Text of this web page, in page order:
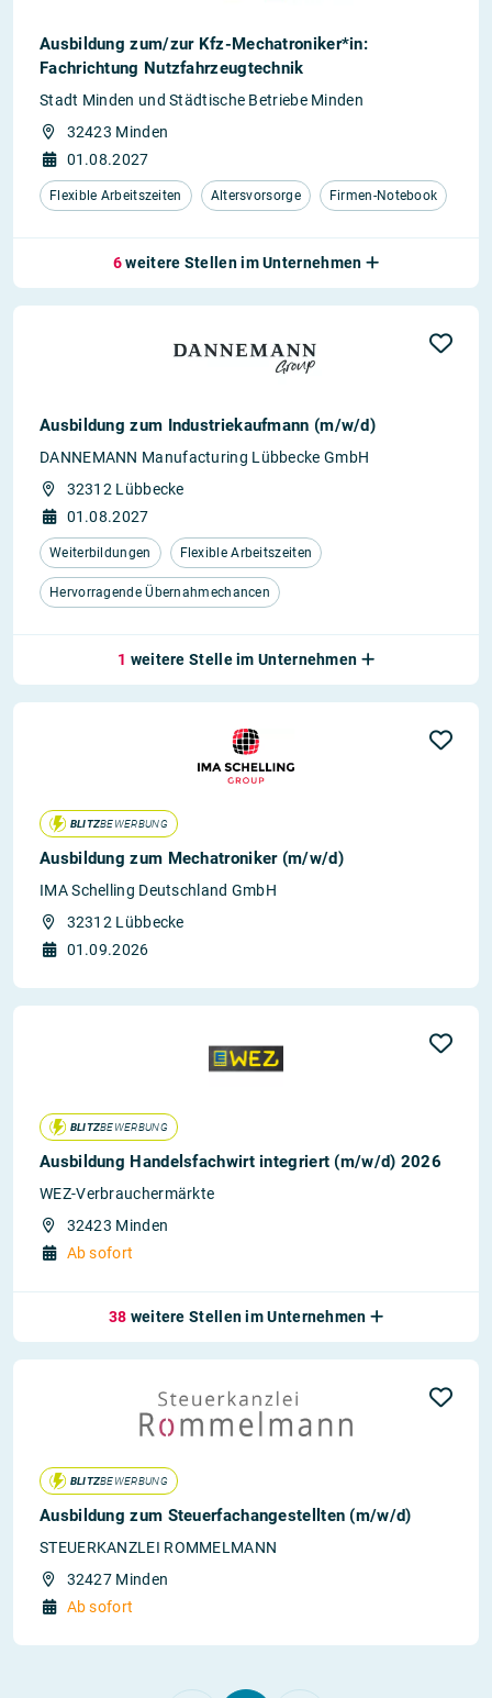
Ausbildung zum/zur Kfz-Mechatroniker*in:
Fachrichtung Nutzfahrzeugtechnik
Stadt Minden und Städtische Betriebe Minden
32423 Minden
01.08.2027
Flexible Arbeitszeiten Altersvorsorge Firmen-Notebook
6weitere Stellen im Unternehmen
Ausbildung zum Industriekaufmann (m/w/d)
DANNEMANN Manufacturing Lübbecke GmbH
32312 Lübbecke
01.08.2027
Weiterbildungen Flexible Arbeitszeiten
Hervorragende Übernahmechancen
1 weitere Stelle im Unternehmen
BLITZBEWERBUNG
Ausbildung zum Mechatroniker (m/w/d)
IMA Schelling Deutschland GmbH
32312 Lübbecke
01.09.2026
BLITZBEWERBUNG
Ausbildung Handelsfachwirt integriert (m/w/d) 2026
WEZ-Verbrauchermärkte
32423 Minden
Ab sofort
38 weitere Stellen im Unternehmen
BLITZBEWERBUNG
Ausbildung zum Steuerfachangestellten (m/w/d)
STEUERKANZLEI ROMMELMANN
32427 Minden
Ab sofort